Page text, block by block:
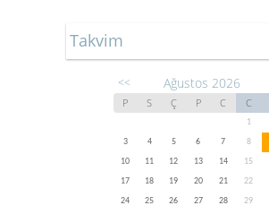
Takvim
<< Ağustos 2026
P S Ç P C C
1
3
4 5 6 7 8
10
11 12 13 14 15
17
18 19 20 21 22
24
25 26 27 28 29